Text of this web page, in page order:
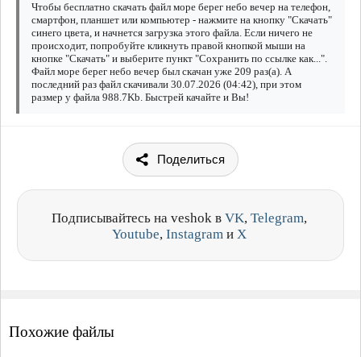
Чтобы бесплатно скачать файл море берег небо вечер на телефон,
смартфон, планшет или компьютер - нажмите на кнопку "Скачать"
синего цвета, и начнется загрузка этого файла. Если ничего не
происходит, попробуйте кликнуть правой кнопкой мыши на
кнопке "Скачать" и выберите пункт "Сохранить по ссылке как...".
Файл море берег небо вечер был скачан уже 209 раз(а). А
последний раз файл скачивали 30.07.2026 (04:42), при этом
размер у файла 988.7Kb. Быстрей качайте и Вы!
Поделиться
Подписывайтесь на veshok в VK, Telegram,
Youtube, Instagram и X
Похожие файлы